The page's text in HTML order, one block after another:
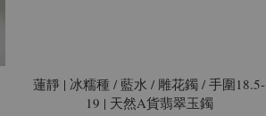
蓮靜 | 冰糯種 / 藍水 / 雕花鐲 / 手圍18.5-
19 | 天然A貨翡翠玉鐲